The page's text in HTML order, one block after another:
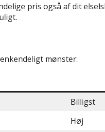
pris også af dit
mønster:
Billigst
Høj